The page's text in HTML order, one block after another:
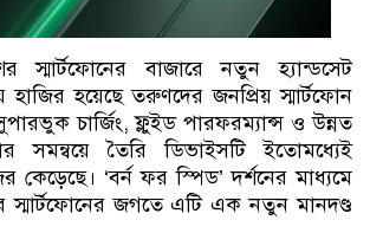
স্মার্টফোনের বাজারে নতুন হ্যান্ডসেট
হাজির হয়েছে তরুণদের জনপ্রিয় স্মার্টফোন
সুপারভুক চার্জিং, ফ্লুইড পারফরম্যান্স ও উন্নত
সমন্বয়ে তৈরি ডিভাইসটি ইতোমধ্যেই
কেড়েছে। ‘বর্ন ফর স্পিড’ দর্শনের মাধ্যমে
স্মার্টফোনের জগতে এটি এক নতুন মানদণ্ড